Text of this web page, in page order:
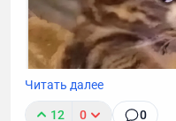
Читать далее
12 0 0